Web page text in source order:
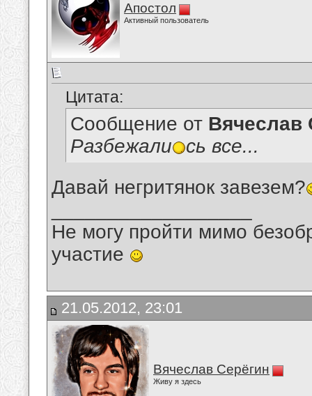
Апостол
Активный пользователь
Цитата:
Сообщение от Вячеслав
Разбежали
сь все...
Давай негритянок завезем?
Не могу пройти мимо
участие
21.05.2012, 23:01
Вячеслав Серёгин
Живу я здесь